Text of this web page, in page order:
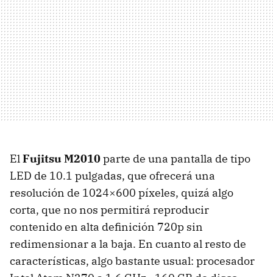
ElFujitsu M2010parte de una pantalla de tipo
LED de 10.1 pulgadas, que ofrecerá una
resolución de 1024×600 píxeles, quizá algo
corta, que no nos permitirá reproducir
contenido en alta definición 720p sin
redimensionar a la baja. En cuanto al resto de
características, algo bastante usual: procesador